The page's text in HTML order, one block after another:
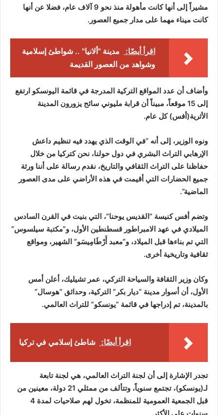
مشيراً إلى أنها كانت مأهولة منذ نحو 9 آلاف عام، فضلا عن أنها
كانت ميناء مهما على مدار جميع العصور.
اقرأ أيضًا:
مدينة "ألانيا" .. شواطئ إسلامية
وشواهد من العصور القديمة
وأضاف أن عدد المواقع التركية المدرجة في قائمة اليونسكو ارتفع
إلى 15 موقعاً، مبيناً أن قرابة مليوني سائح يزورون المدينة
الأثرية(أفس) كل عام.
ونوه الوزير، إلى أنه “في الوقت الذي يهدد فيه تنظيم داعش
الإرهابي التراث البشري في دول حولنا، نحن كتركيا من خلال
حفاظنا على التراث الثقافي والتاريخ، نقدم رسالة على أننا ورثة
جميع الحضارات التي أقيمت في هذه الأراضي على مدى العصور
الماضية”.
وتضم أفس كنيسة “القديس يوحنا”، التي بنيت في القرن السادس
الميلادي في عهد الامبراطور قسطنطين الأول، و”مكتبة سيلسوس”
التي تم بناءها قبل الميلاد، و”معبد أَرْطَامِيسَو” الشهير، ومواقع
ثقافية وتاريخية أخرى.
وكان وزير الثقافة والسياحة التركي، عمر تشيليك، أعلن أمس
الأول، أن أسوار مدينة “ديار بكر” التركية، وحدائق “هوسال”
بالمدينة، تم إدراجها في قائمة “يونسكو” للتراث العالمي.
اقرأ أيضًا: شاطئ إسلامي في تركيا
تجدر الإشارة إلى أن لجنة التراث العالمي، هي لجنة تابعة
لـ(يونسكو)، تجتمع سنوياً، وتتألف من ممثلي 21 دولة، معينين من
قبل الجمعية العمومية للمنظمة، تخول لهم صلاحيات لمدة 4